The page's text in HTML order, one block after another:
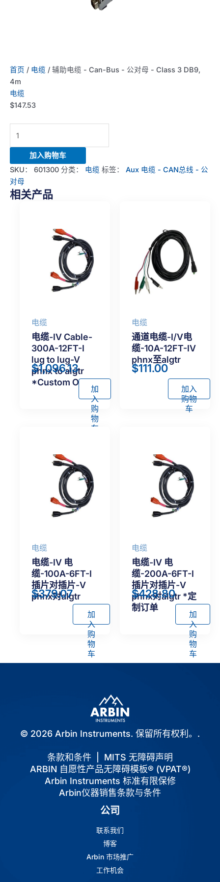
首页 / 电缆 / 辅助电缆 - Can-Bus - 公对母 - Class 3 DB9,
4m
电缆
$147.53
Cable
Can-
Bus
-
Male
加入购物车
SKU： 601300 分类： 电缆 标签： Aux 电缆 - CAN总线 - 公
对母
相关产品
电缆
电缆-IV Cable-
300A-12FT-I
lug to lug-V
phnx to algtr
*Custom Order
$1,096.13
加
入
购
物
车
电缆
通道电缆-I/V电
缆-10A-12FT-IV
phnx至algtr
$111.00
加入
购物
车
电缆
电缆-IV 电
缆-100A-6FT-I
插片对插片-V
phnx对algtr
$379.07
加
入
购
物
车
电缆
电缆-IV 电
缆-200A-6FT-I
插片对插片-V
phnx对algtr *定
制订单
$428.80
加
入
购
物
车
© 2026 Arbin Instruments. 保留所有权利。.
条款和条件
MITS 无障碍声明
ARBIN 自愿性产品无障碍模板® (VPAT®)
Arbin Instruments 标准有限保修
Arbin仪器销售条款与条件
公司
联系我们
博客
Arbin 市场推广
工作机会